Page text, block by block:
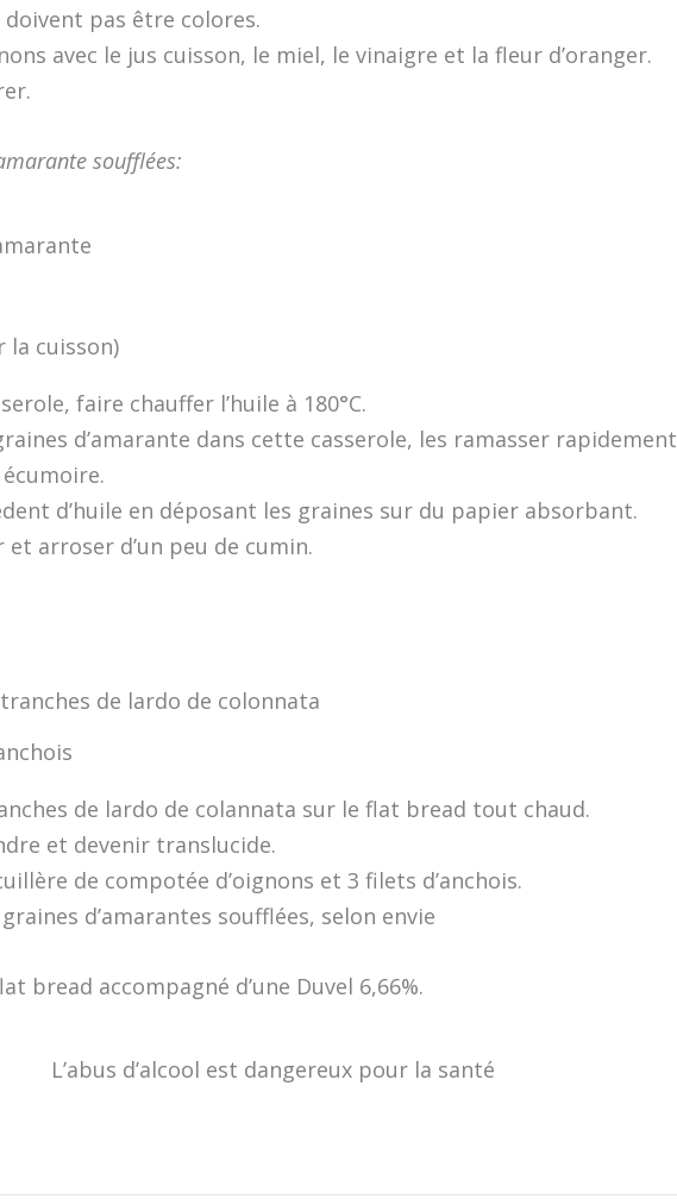
doivent pas être colores.
avec le jus cuisson, le miel, le vinaigre et la fleur d’oranger.
soufflées:
la cuisson)
faire chauffer l’huile à 180°C.
d’amarante dans cette casserole, les ramasser rapidement
écumoire.
d’huile en déposant les graines sur du papier absorbant.
et arroser d’un peu de cumin.
de lardo de colonnata
de lardo de colannata sur le flat bread tout chaud.
et devenir translucide.
de compotée d’oignons et 3 filets d’anchois.
d’amarantes soufflées, selon envie
bread accompagné d’une Duvel 6,66%.
L’abus d’alcool est dangereux pour la santé